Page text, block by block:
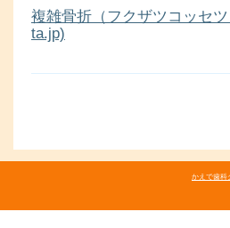
複雑骨折（フクザツコッセ
ta.jp)
かえで歯科